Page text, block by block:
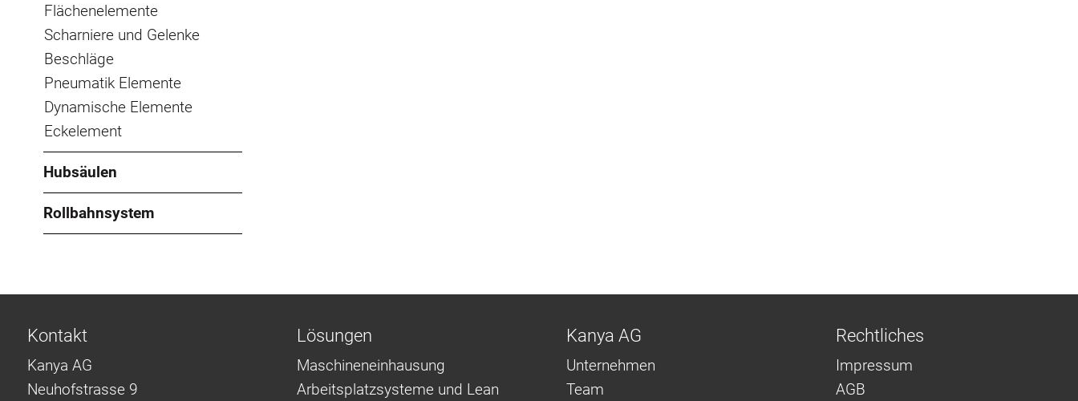
Flächenelemente
Scharniere und Gelenke
Beschläge
Pneumatik Elemente
Dynamische Elemente
Eckelement
Hubsäulen
Rollbahnsystem
Kontakt
Kanya AG
Neuhofstrasse 9
Lösungen
Maschineneinhausung
Arbeitsplatzsysteme und Lean
Kanya AG
Unternehmen
Team
Rechtliches
Impressum
AGB